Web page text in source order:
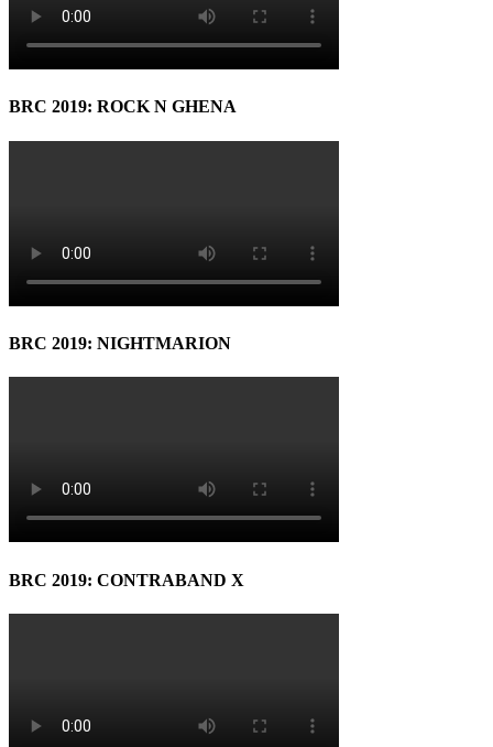
BRC 2019: ROCK N GHENA
BRC 2019: NIGHTMARION
BRC 2019: CONTRABAND X